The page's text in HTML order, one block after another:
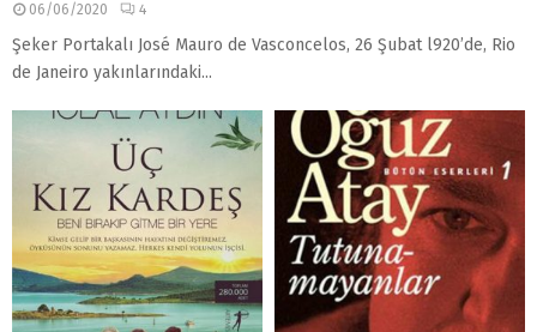
06/06/2020 4
Şeker Portakalı José Mauro de Vasconcelos, 26 Şubat l920’de, Rio
de Janeiro yakınlarındaki...